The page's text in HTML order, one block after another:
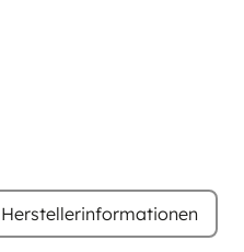
Herstellerinformationen